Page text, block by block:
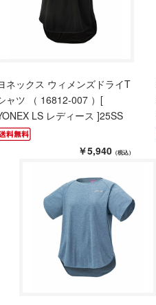
ネックス ウィメンズドライT
ャツ （ 16812-007 ）[
LS レディース ]25SS
￥5,940 （税込）